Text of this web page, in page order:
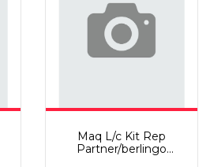
Maq L/c Kit Rep
Partner/berlingo